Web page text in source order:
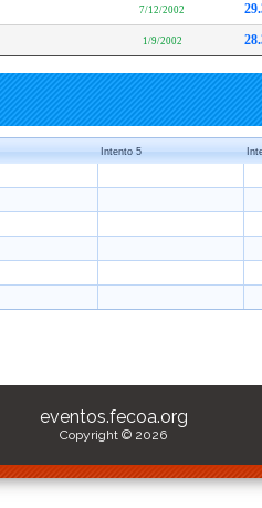
7/12/2002
1/9/2002
Intento 5
eventos.fecoa.org
Copyright © 2026